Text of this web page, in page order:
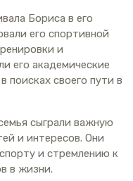
Бориса в его
его спортивной
и
его академические
поисках своего пути в
сыграли важную
и интересов. Они
и стремлению к
в жизни.